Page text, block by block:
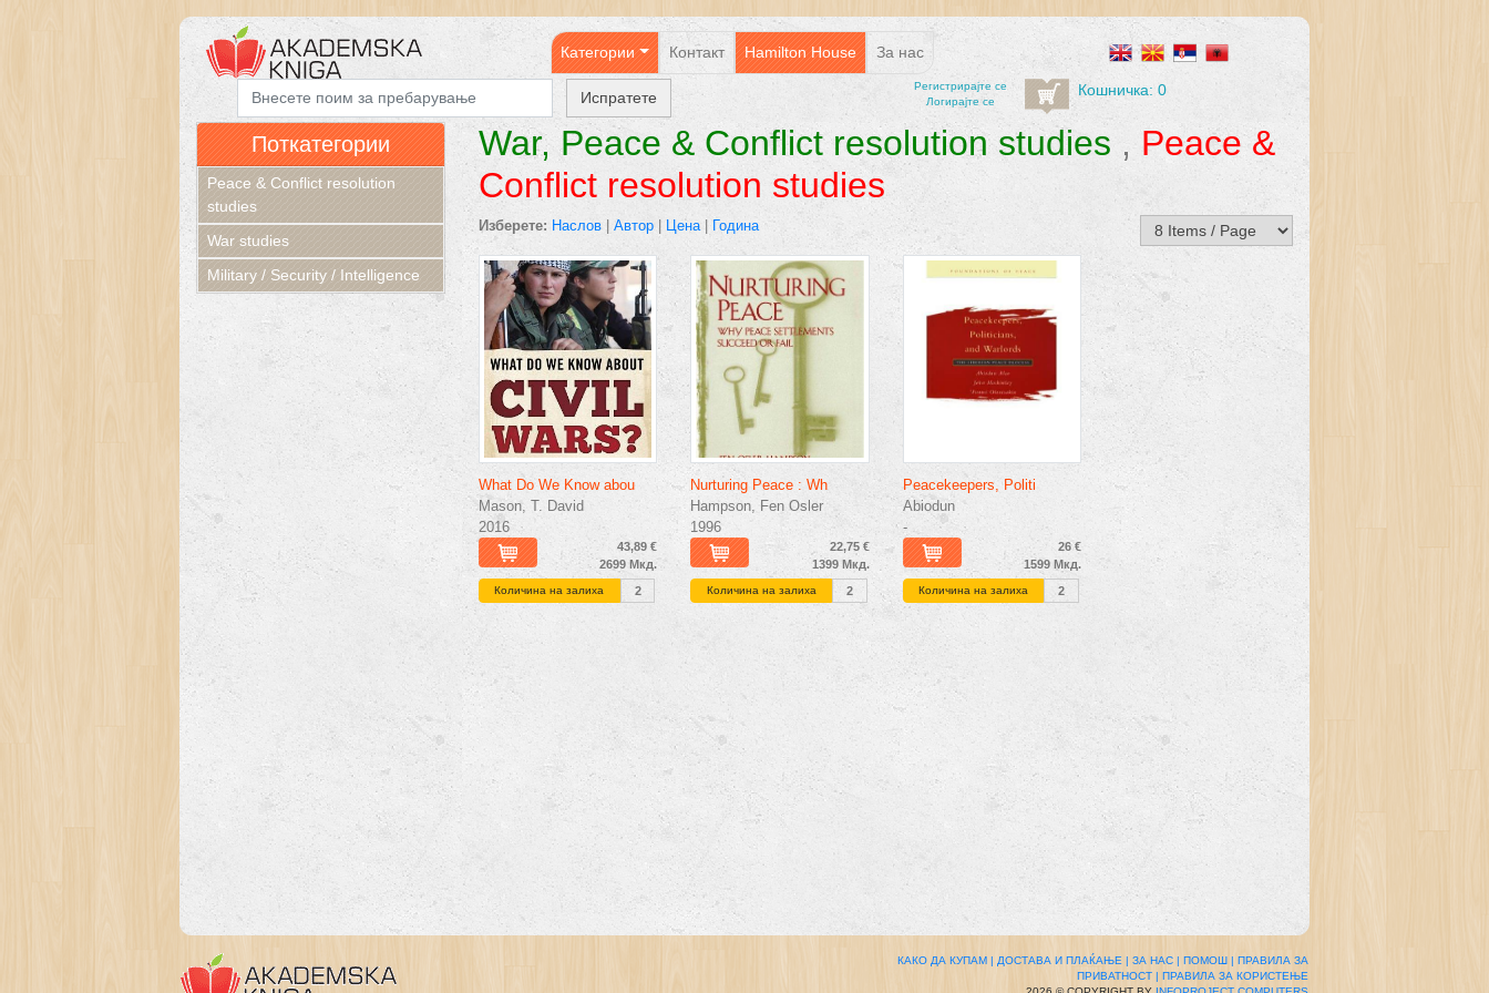
Категории Контакт Hamilton House За нас
Регистрирајтe се
Логирајте се
Кошничка: 0
War, Peace & Conflict resolution studies , Peace &
Conflict resolution studies
Изберете: Наслов Автор Цена| Година
What Do We Know abou
Mason, T. David
2016
43,89 €
2699 Мкд.
Количина на залиха 2
Nurturing Peace : Wh
Hampson, Fen Osler
1996
22,75 €
1399 Мкд.
Количина на залиха 2
Peacekeepers, Politi
Abiodun
-
26 €
1599 Мкд.
Количина на залиха 2
Поткатегории
Peace & Conflict resolution
studies
War studies
Military / Security / Intelligence
КАКО ДА КУПАМ | ДОСТАВА И ПЛАЌАЊЕ | ЗА НАС | ПОМОШ |
ПРАВИЛА ЗА
ПРИВАТНОСТ |
ПРАВИЛА ЗА КОРИСТЕЊЕ